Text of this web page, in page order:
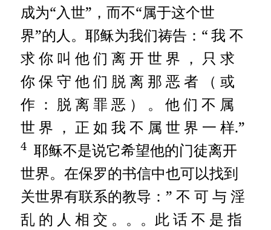
成为“入世”，而不“属于这个世
界”的人。耶稣为我们祷告：“我 不
求 你 叫 他 们 离 开 世 界 ， 只 求
你 保 守 他 们 脱 离 那 恶 者 （ 或
作 ： 脱 离 罪 恶 ） 。
他 们 不 属
世 界 ， 正 如 我 不 属 世 界 一 样.”
4 耶稣不是说它希望他的门徒离开
世界。在保罗的书信中也可以找到
关世界有联系的教导：” 不 可 与 淫
乱 的 人 相 交 。。。此 话 不 是 指